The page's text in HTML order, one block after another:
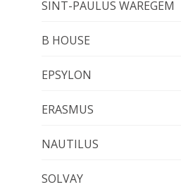
SINT-PAULUS WAREGEM
B HOUSE
EPSYLON
ERASMUS
NAUTILUS
SOLVAY